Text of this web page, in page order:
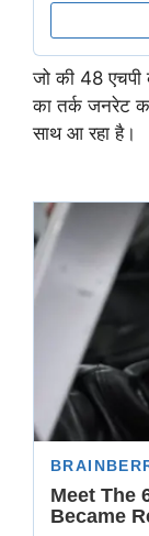
जो की 48
का तर्क जनरेट
साथ आ रहा है।